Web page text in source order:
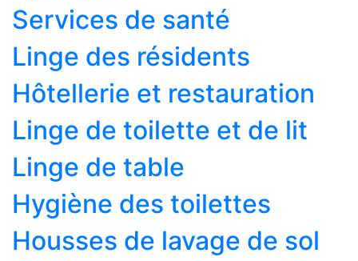
Services de santé
Linge des résidents
Hôtellerie et restauration
Linge de toilette et de lit
Linge de table
Hygiène des toilettes
Housses de lavage de sol